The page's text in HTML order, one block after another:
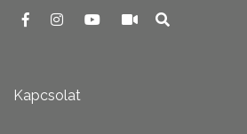
Kapcsolat